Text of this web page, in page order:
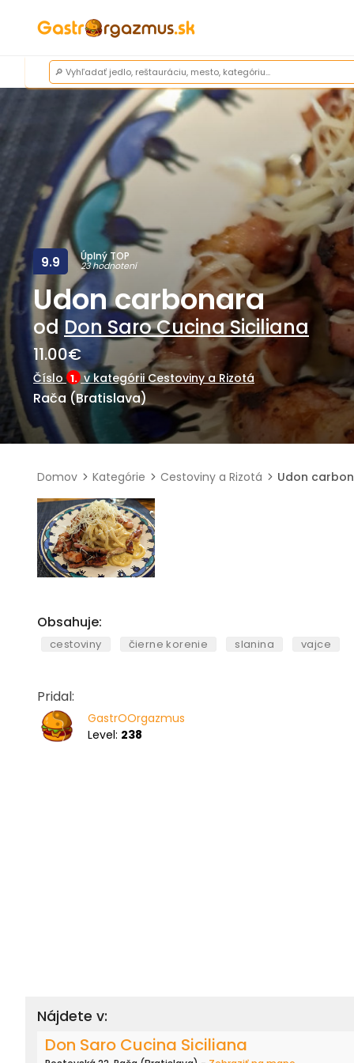
Úplný TOP
23 hodnotení
9.9
Udon carbonara
od Don Saro Cucina Siciliana
11.00€
Číslo 1. v kategórii Cestoviny a Rizotá
Rača (Bratislava)
Domov Kategórie Cestoviny a Rizotá Udon
Obsahuje:
cestoviny čierne korenie slanina vajce
Pridal:
GastrOOrgazmus
Level: 238
Nájdete v:
Don Saro Cucina Siciliana